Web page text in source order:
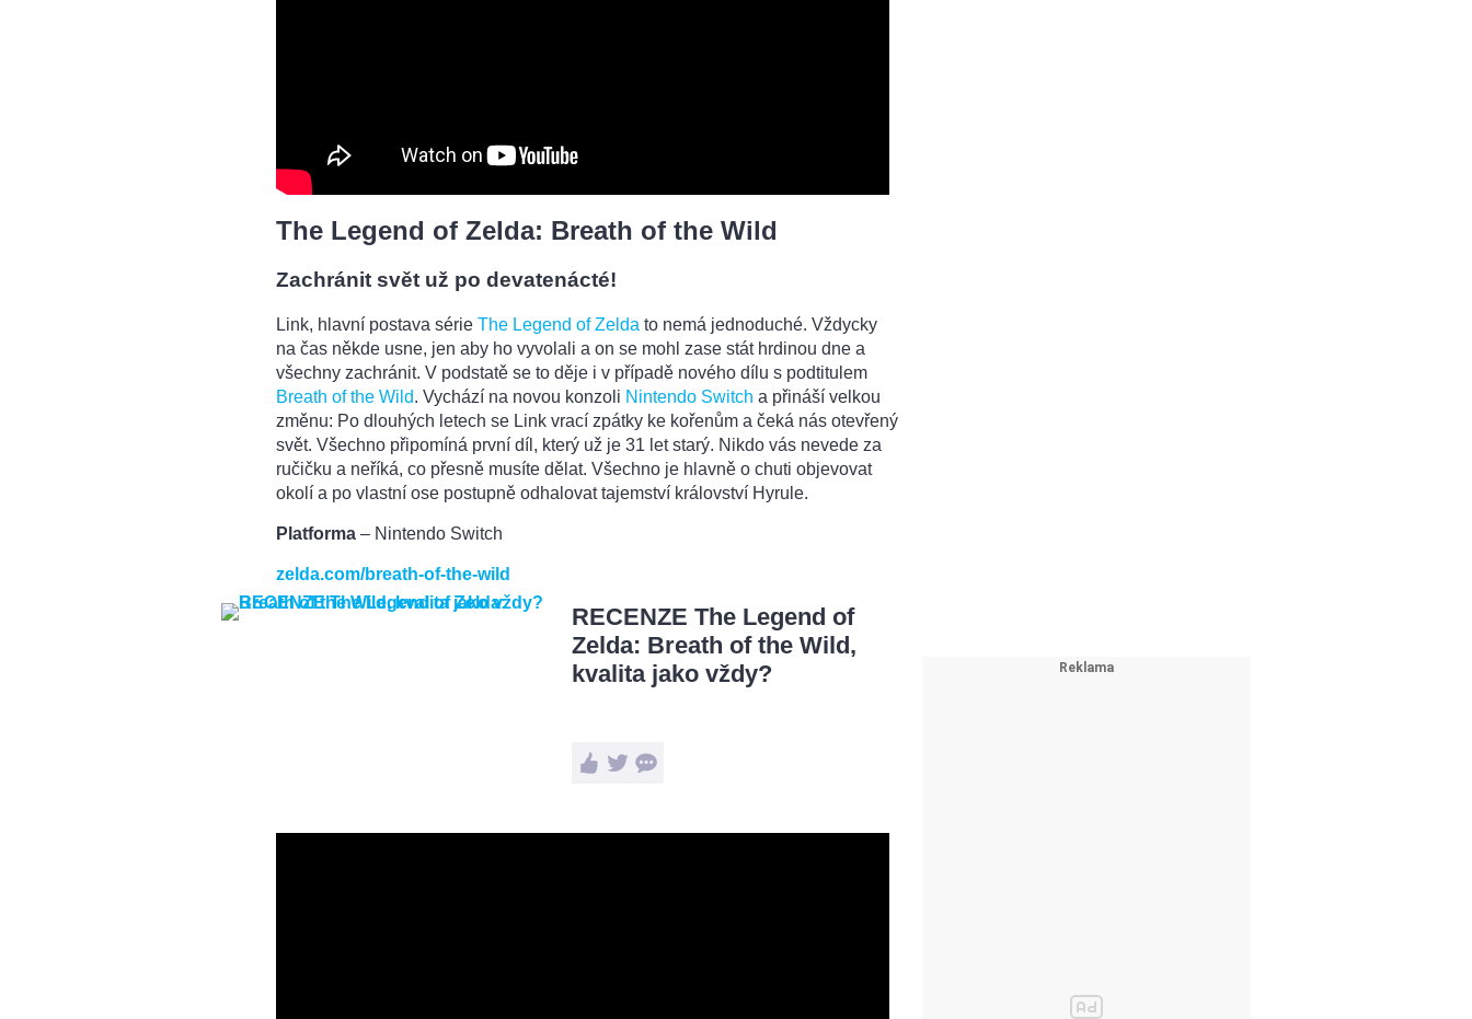
The Legend of Zelda: Breath of the Wild
Zachránit svět už po devatenácté!
Link, hlavní postava série The Legend of Zelda to nemá jednoduché. Vždycky
na čas někde usne, jen aby ho vyvolali a on se mohl zase stát hrdinou dne a
všechny zachránit. V podstatě se to děje i v případě nového dílu s podtitulem
Breath of the Wild. Vychází na novou konzoli Nintendo Switch a přináší velkou
změnu: Po dlouhých letech se Link vrací zpátky ke kořenům a čeká nás otevřený
svět. Všechno připomíná první díl, který už je 31 let starý. Nikdo vás nevede za
ručičku a neříká, co přesně musíte dělat. Všechno je hlavně o chuti objevovat
okolí a po vlastní ose postupně odhalovat tajemství království Hyrule.
Platforma – Nintendo Switch
zelda.com/breath-of-the-wild
RECENZE The Legend of
Zelda: Breath of the Wild,
kvalita jako vždy?